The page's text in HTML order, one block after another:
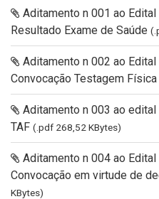
Aditamento n 001 ao
Resultado Exame de Saúde
Aditamento n 002 ao
Convocação Testagem Física
Aditamento n 003 ao
TAF (.pdf 268,52 KBytes)
Aditamento n 004 ao
Convocação em virtude de
KBytes)